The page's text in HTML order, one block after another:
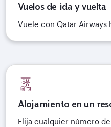
Vuelos de ida y vuelta
Vuele con Qatar Airways
Alojamiento en un
Elija cualquier número